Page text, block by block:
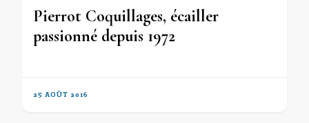
Pierrot Coquillages, écailler
passionné depuis 1972
25 AOÛT 2016